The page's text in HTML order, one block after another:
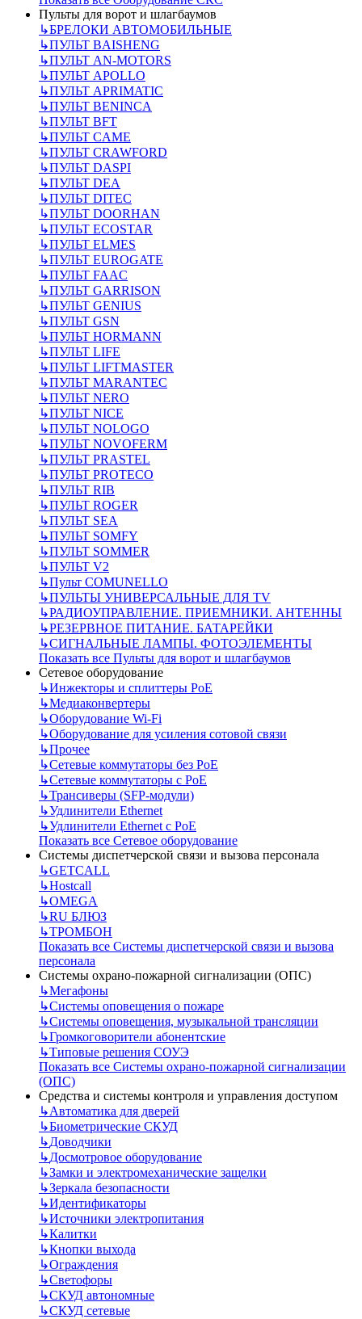
Пульты для ворот и шлагбаумов
↳БРЕЛОКИ АВТОМОБИЛЬНЫЕ
↳ПУЛЬТ BAISHENG
↳ПУЛЬТ AN-MOTORS
↳ПУЛЬТ APOLLO
↳ПУЛЬТ APRIMATIC
↳ПУЛЬТ BENINCA
↳ПУЛЬТ BFT
↳ПУЛЬТ CAME
↳ПУЛЬТ CRAWFORD
↳ПУЛЬТ DASPI
↳ПУЛЬТ DEA
↳ПУЛЬТ DITEC
↳ПУЛЬТ DOORHAN
↳ПУЛЬТ ECOSTAR
↳ПУЛЬТ ELMES
↳ПУЛЬТ EUROGATE
↳ПУЛЬТ FAAC
↳ПУЛЬТ GARRISON
↳ПУЛЬТ GENIUS
↳ПУЛЬТ GSN
↳ПУЛЬТ HORMANN
↳ПУЛЬТ LIFE
↳ПУЛЬТ LIFTMASTER
↳ПУЛЬТ MARANTEC
↳ПУЛЬТ NERO
↳ПУЛЬТ NICE
↳ПУЛЬТ NOLOGO
↳ПУЛЬТ NOVOFERM
↳ПУЛЬТ PRASTEL
↳ПУЛЬТ PROTECO
↳ПУЛЬТ RIB
↳ПУЛЬТ ROGER
↳ПУЛЬТ SEA
↳ПУЛЬТ SOMFY
↳ПУЛЬТ SOMMER
↳ПУЛЬТ V2
↳Пульт СOMUNELLO
↳ПУЛЬТЫ УНИВЕРСАЛЬНЫЕ ДЛЯ TV
↳РАДИОУПРАВЛЕНИЕ. ПРИЕМНИКИ. АНТЕННЫ
↳РЕЗЕРВНОЕ ПИТАНИЕ. БАТАРЕЙКИ
↳СИГНАЛЬНЫЕ ЛАМПЫ. ФОТОЭЛЕМЕНТЫ
Показать все Пульты для ворот и шлагбаумов
Сетевое оборудование
↳Инжекторы и сплиттеры РоЕ
↳Медиаконвертеры
↳Оборудование Wi-Fi
↳Оборудование для усиления сотовой связи
↳Прочее
↳Сетевые коммутаторы без РоЕ
↳Сетевые коммутаторы с РоЕ
↳Трансиверы (SFP-модули)
↳Удлинители Ethernet
↳Удлинители Ethernet с PoE
Показать все Сетевое оборудование
Системы диспетчерской связи и вызова персонала
↳GETCALL
↳Hostcall
↳OMEGA
↳RU БЛЮЗ
↳ТРОМБОН
Показать все Системы диспетчерской связи и вызова
персонала
Системы охрано-пожарной сигнализации (ОПС)
↳Мегафоны
↳Системы оповещения о пожаре
↳Системы оповещения, музыкальной трансляции
↳Громкоговорители абонентские
↳Типовые решения СОУЭ
Показать все Системы охрано-пожарной сигнализации
(ОПС)
Средства и системы контроля и управления доступом
↳Автоматика для дверей
↳Биометрические СКУД
↳Доводчики
↳Досмотровое оборудование
↳Замки и электромеханические защелки
↳Зеркала безопасности
↳Идентификаторы
↳Источники электропитания
↳Калитки
↳Кнопки выхода
↳Ограждения
↳Светофоры
↳СКУД автономные
↳СКУД сетевые